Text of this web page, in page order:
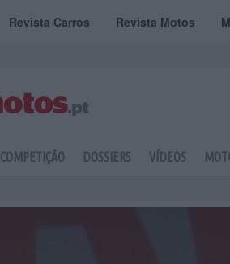
Revista Carros Revista Motos
COMPETIÇÃO DOSSIERS VÍDEOS